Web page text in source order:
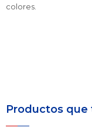
colores.
Productos